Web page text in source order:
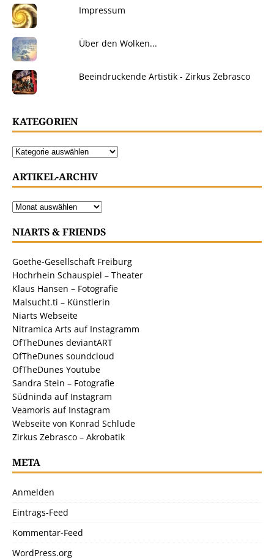
Impressum
Über den Wolken...
Beeindruckende Artistik - Zirkus Zebrasco
KATEGORIEN
ARTIKEL-ARCHIV
NIARTS & FRIENDS
Goethe-Gesellschaft Freiburg
Hochrhein Schauspiel – Theater
Klaus Hansen – Fotografie
Malsucht.ti – Künstlerin
Niarts Webseite
Nitramica Arts auf Instagramm
OfTheDunes deviantART
OfTheDunes soundcloud
OfTheDunes Youtube
Sandra Stein – Fotografie
Südninda auf Instagram
Veamoris auf Instagram
Webseite von Konrad Schlude
Zirkus Zebrasco – Akrobatik
META
Anmelden
Eintrags-Feed
Kommentar-Feed
WordPress.org